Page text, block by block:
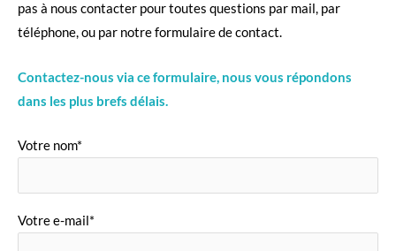
pas à nous contacter pour toutes questions par mail, par
téléphone, ou par notre formulaire de contact.
Contactez-nous via ce formulaire, nous vous répondons
dans les plus brefs délais.
Votre nom*
Votre e-mail*